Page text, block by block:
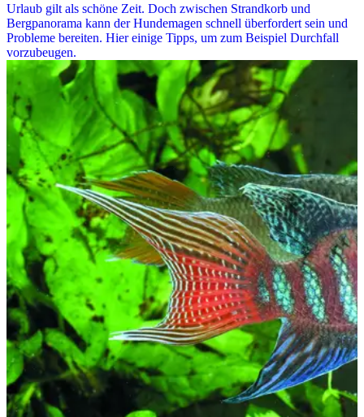
Urlaub gilt als schöne Zeit. Doch zwischen Strandkorb und
Bergpanorama kann der Hundemagen schnell überfordert sein und
Probleme bereiten. Hier einige Tipps, um zum Beispiel Durchfall
vorzubeugen.